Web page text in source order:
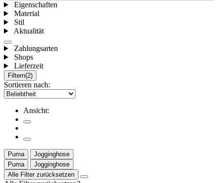
Eigenschaften
Material
Stil
Aktualität
Zahlungsarten
Shops
Lieferzeit
Filtern(2)
Sortieren nach:
Ansicht:
Puma
Jogginghose
Puma
Jogginghose
Alle Filter zurücksetzen